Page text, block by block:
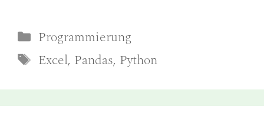
Kategorien
Programmierung
Schlagwörter
Excel, Pandas, Python